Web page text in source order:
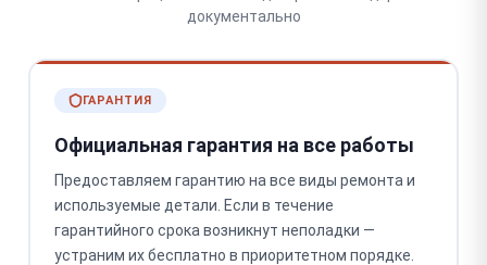
документально
ГАРАНТИЯ
Официальная гарантия на все работы
Предоставляем гарантию на все виды ремонта и
используемые детали. Если в течение
гарантийного срока возникнут неполадки —
устраним их бесплатно в приоритетном порядке.